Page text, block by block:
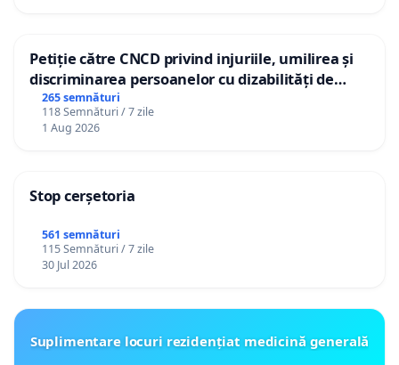
Petiție către CNCD privind injuriile, umilirea și
discriminarea persoanelor cu dizabilități de
către utilizatorul TikTok „Gorici”
265 semnături
118 Semnături / 7 zile
1 Aug 2026
Stop cerșetoria
561 semnături
115 Semnături / 7 zile
30 Jul 2026
Suplimentare locuri rezidențiat medicină generală